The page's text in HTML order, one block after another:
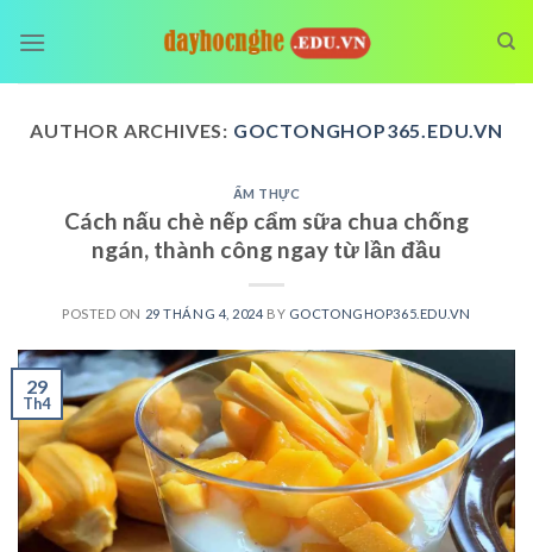
AUTHOR ARCHIVES: GOCTONGHOP365.EDU.VN
ẨM THỰC
Cách nấu chè nếp cẩm sữa chua chống
ngán, thành công ngay từ lần đầu
POSTED ON 29 THÁNG 4, 2024 BY GOCTONGHOP365.EDU.VN
29
Th4